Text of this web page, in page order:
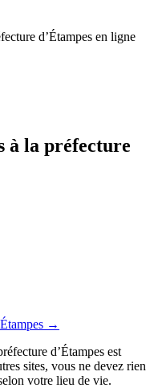
d’Étampes en ligne
à la préfecture
→
d’Étampes est
sites, vous ne devez rien
votre lieu de vie.